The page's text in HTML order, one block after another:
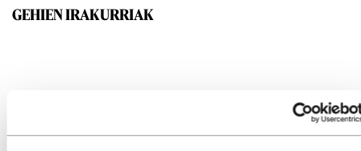
GEHIEN IRAKURRIAK